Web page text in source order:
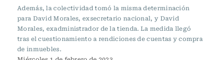
Además, la colectividad tomó la misma determinación
para David Morales, exsecretario nacional, y David
Morales, exadministrador de la tienda. La medida llegó
tras el cuestionamiento a rendiciones de cuentas y compra
de inmuebles.